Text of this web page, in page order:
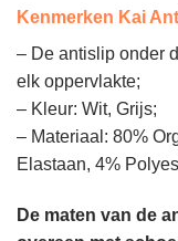
Kenmerken Kai
– De antislip onder
elk oppervlakte;
– Kleur: Wit, Grijs;
– Materiaal: 80%
Elastaan, 4%
De maten van de